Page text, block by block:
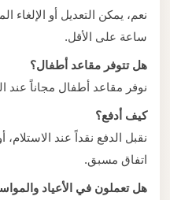
ساعة على الأقل.
هل تتوفر مقاعد أطفال؟
نوفر مقاعد أطفال مجاناً عند
كيف أدفع؟
نقبل الدفع نقداً عند
اتفاق مسبق.
هل تعملون في الأعياد